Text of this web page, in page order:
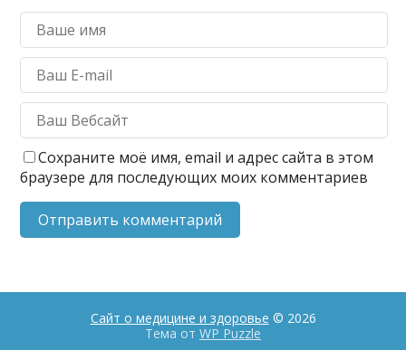
Сохраните моё имя, email и адрес сайта в этом
браузере для последующих моих комментариев
Сайт о медицине и здоровье © 2026
Тема от WP Puzzle